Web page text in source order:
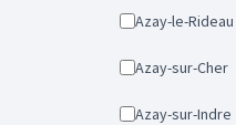
Azay-le-Rideau
Azay-sur-Cher
Azay-sur-Indre